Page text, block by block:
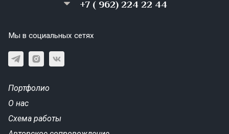
+7 ( 962) 224 22 44
Мы в социальных сетях
Портфолио
О нас
Схема работы